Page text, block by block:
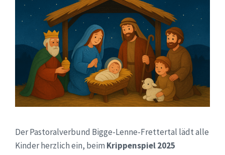
Der Pastoralverbund Bigge-Lenne-Frettertal lädt alle
Kinder herzlich ein, beim Krippenspiel 2025